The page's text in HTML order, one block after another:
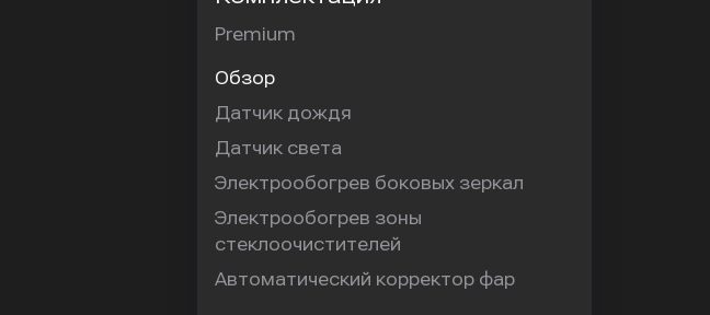
Premium
Обзор
Датчик дождя
Датчик света
Электрообогрев боковых зеркал
Электрообогрев зоны
стеклоочистителей
Автоматический корректор фар